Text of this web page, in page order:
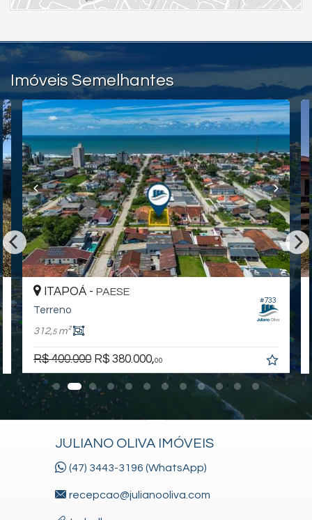
Imóveis Semelhantes
#733
ITAPOÁ -PAESE
Terreno
312,5m²
R$ 400.000 R$ 380.000,00
JULIANO OLIVA IMÓVEIS
(47) 3443-3196 (WhatsApp)
recepcao@julianooliva.com